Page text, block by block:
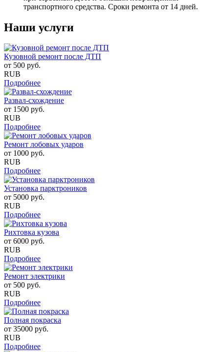
транспортного средства. Сроки ремонта от 14 дней.
Наши услуги
Кузовной ремонт после ДТП
от 500 руб.
RUB
Подробнее
Развал-схождение
от 1500 руб.
RUB
Подробнее
Ремонт лобовых ударов
от 1000 руб.
RUB
Подробнее
Установка парктроников
от 5000 руб.
RUB
Подробнее
Рихтовка кузова
от 6000 руб.
RUB
Подробнее
Ремонт электрики
от 500 руб.
RUB
Подробнее
Полная покраска
от 35000 руб.
RUB
Подробнее